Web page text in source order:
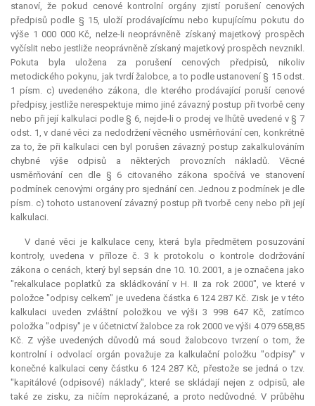
stanoví, že pokud cenové kontrolní orgány zjistí porušení cenových
předpisů podle § 15, uloží prodávajícímu nebo kupujícímu pokutu do
výše 1 000 000 Kč, nelze-li neoprávněně získaný majetkový prospěch
vyčíslit nebo jestliže neoprávněně získaný majetkový prospěch nevznikl.
Pokuta byla uložena za porušení cenových předpisů, nikoliv
metodického pokynu, jak tvrdí žalobce, a to podle ustanovení § 15 odst.
1 písm. c) uvedeného zákona, dle kterého prodávající poruší cenové
předpisy, jestliže nerespektuje mimo jiné závazný postup při tvorbě ceny
nebo při její kalkulaci podle § 6, nejde-li o prodej ve lhůtě uvedené v § 7
odst. 1, v dané věci za nedodržení věcného usměrňování cen, konkrétně
za to, že při kalkulaci cen byl porušen závazný postup zakalkulováním
chybné výše odpisů a některých provozních nákladů. Věcné
usměrňování cen dle § 6 citovaného zákona spočívá ve stanovení
podmínek cenovými orgány pro sjednání cen. Jednou z podmínek je dle
písm. c) tohoto ustanovení závazný postup při tvorbě ceny nebo při její
kalkulaci.
V dané věci je kalkulace ceny, která byla předmětem posuzování
kontroly, uvedena v příloze č. 3 k protokolu o kontrole dodržování
zákona o cenách, který byl sepsán dne 10. 10. 2001, a je označena jako
"rekalkulace poplatků za skládkování v H. II za rok 2000", ve které v
položce "odpisy celkem" je uvedena částka 6 124 287 Kč. Zisk je v této
kalkulaci uveden zvláštní položkou ve výši 3 998 647 Kč, zatímco
položka "odpisy" je v účetnictví žalobce za rok 2000 ve výši 4 079 658,85
Kč. Z výše uvedených důvodů má soud žalobcovo tvrzení o tom, že
kontrolní i odvolací orgán považuje za kalkulační položku "odpisy" v
konečné kalkulaci ceny částku 6 124 287 Kč, přestože se jedná o tzv.
"kapitálové (odpisové) náklady", které se skládají nejen z odpisů, ale
také ze zisku, za ničím neprokázané, a proto nedůvodné. V průběhu